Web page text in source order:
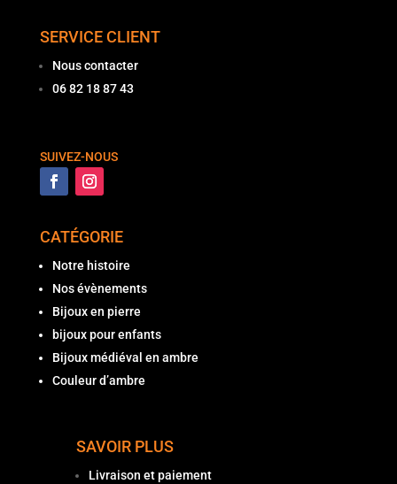
SERVICE CLIENT
Nous contacter
06 82 18 87 43
SUIVEZ-NOUS
CATÉGORIE
Notre histoire
Nos évènements
Bijoux en pierre
bijoux pour enfants
Bijoux médiéval en ambre
Couleur d’ambre
SAVOIR PLUS
Livraison et paiement